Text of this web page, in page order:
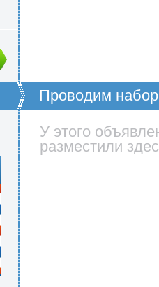
Проводим
У этого
разместили